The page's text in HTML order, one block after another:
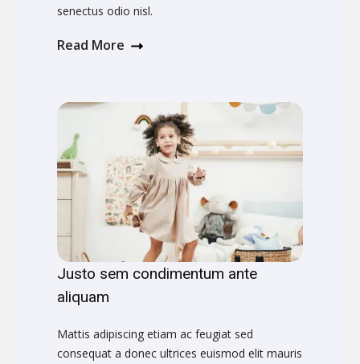
senectus odio nisl.
Read More
Justo sem condimentum ante
aliquam
Mattis adipiscing etiam ac feugiat sed
consequat a donec ultrices euismod elit mauris